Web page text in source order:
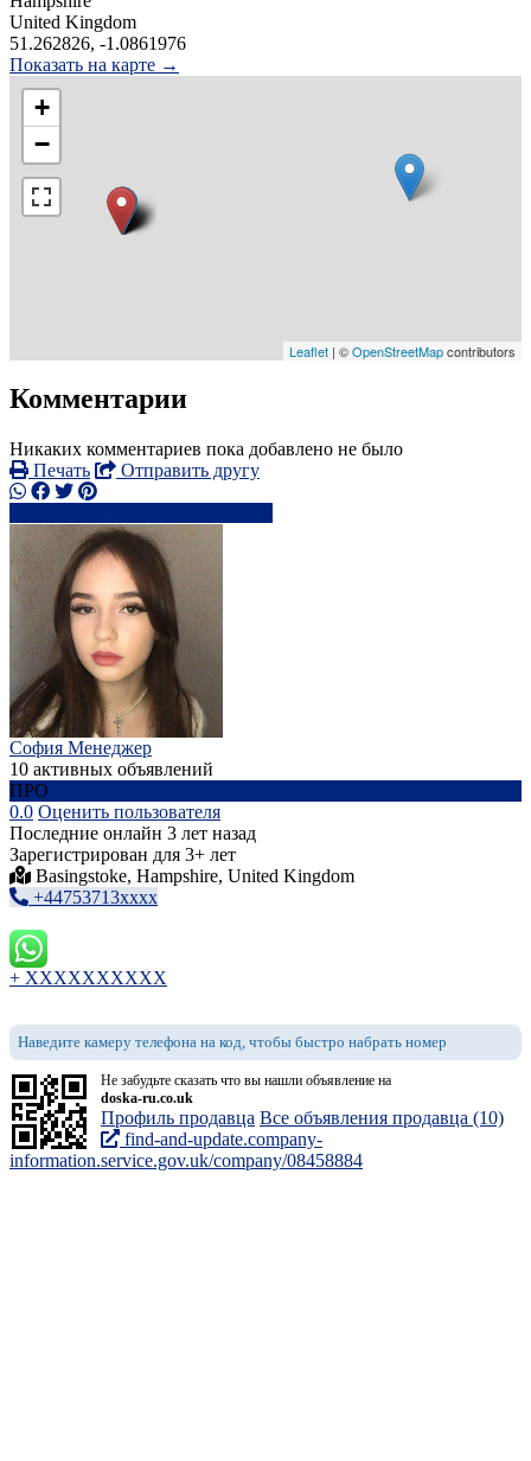
United Kingdom
51.262826, -1.0861976
Показать на карте →
+
−
Leaflet | ©OpenStreetMapcontributors
Комментарии
Никаких комментариев пока добавлено не было
Печать
Отправить другу
София Менеджер
10 активных объявлений
ПРО
0.0 Оценить пользователя
Последние онлайн 3 лет назад
Зарегистрирован для 3+ лет
Basingstoke, Hampshire, United Kingdom
+44753713xxxx
+ XXXXXXXXXX
Наведите камеру телефона на код, чтобы быстро набрать номер
Не забудьте сказать что вы нашли объявление на
doska-ru.co.uk
Профиль продавца Все объявления продавца (10)
find-and-update.company-
information.service.gov.uk/company/08458884